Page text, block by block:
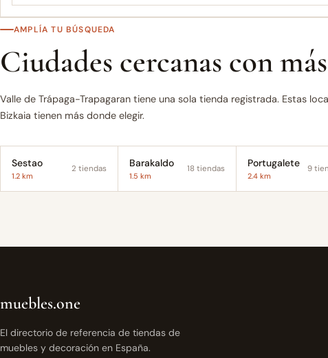
AMPLÍA TU BÚSQUEDA
Ciudades cercanas con
Valle de Trápaga-Trapagaran tiene una sola tienda registrada. Estas
Bizkaia tienen más donde elegir.
Sestao
1.2 km
2 tiendas Barakaldo
1.5 km
18 tiendas Portugalete
2.4 km
9
muebles.one
El directorio de referencia de tiendas de
muebles y decoración en España.